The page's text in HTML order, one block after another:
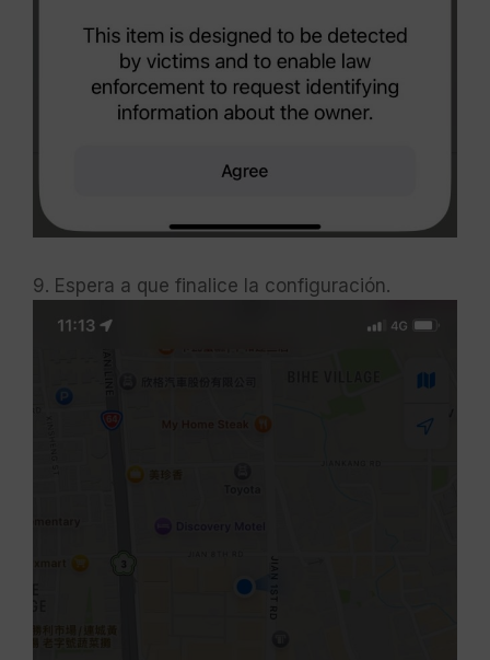
9. Espera a que finalice la configuración.